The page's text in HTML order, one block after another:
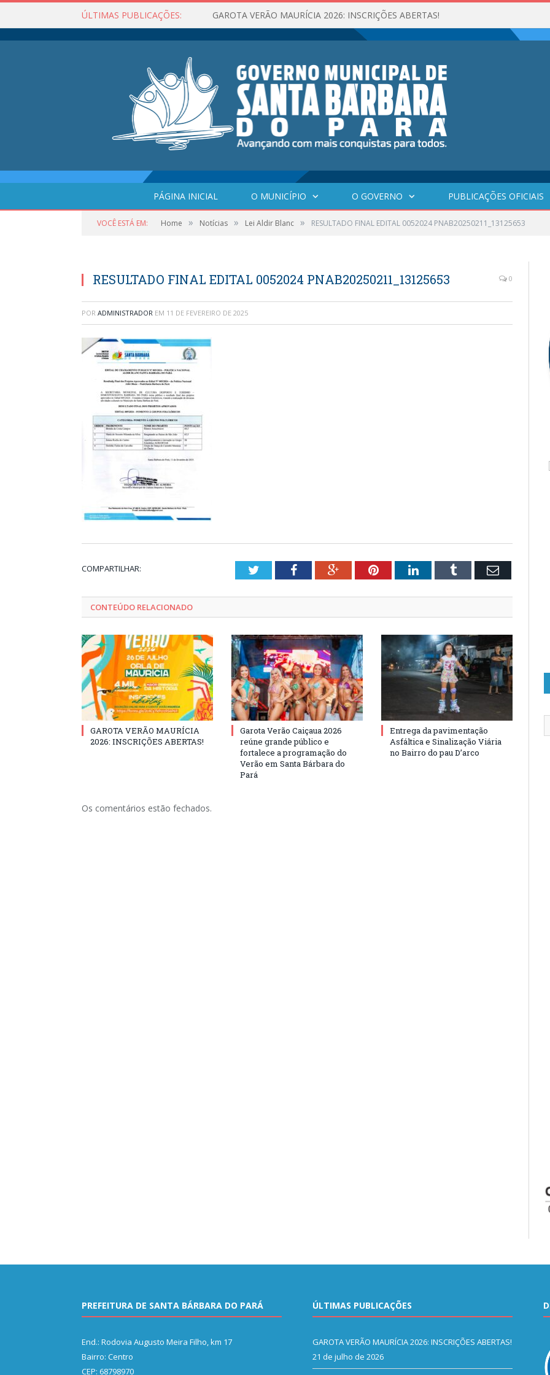
ÚLTIMAS PUBLICAÇÕES: GAROTA VERÃO MAURÍCIA 2026: INSCRIÇÕES ABERTAS!
PÁGINA INICIAL O MUNICÍPIO O GOVERNO PUBLICAÇÕES OFICIAIS
VOCÊ ESTÁ EM: Home » Notícias » Lei Aldir Blanc » RESULTADO FINAL EDITAL 0052024 PNAB20250211_13125653
RESULTADO FINAL EDITAL 0052024 PNAB20250211_13125653 0
POR ADMINISTRADOR EM 11 DE FEVEREIRO DE 2025
COMPARTILHAR: TwitterFacebookGoogle+PinterestLinkedInTumblr Email
CONTEÚDO RELACIONADO
GAROTA VERÃO MAURÍCIA
2026: INSCRIÇÕES ABERTAS!
Garota Verão Caiçaua 2026
reúne grande público e
fortalece a programação do
Verão em Santa Bárbara do
Pará
Entrega da pavimentação
Asfáltica e Sinalização Viária
no Bairro do pau D’arco
Os comentários estão fechados.
PREFEITURA DE SANTA BÁRBARA DO PARÁ
End.: Rodovia Augusto Meira Filho, km 17
Bairro: Centro
CEP: 68798970
ÚLTIMAS PUBLICAÇÕES
GAROTA VERÃO MAURÍCIA 2026: INSCRIÇÕES ABERTAS!
21 de julho de 2026